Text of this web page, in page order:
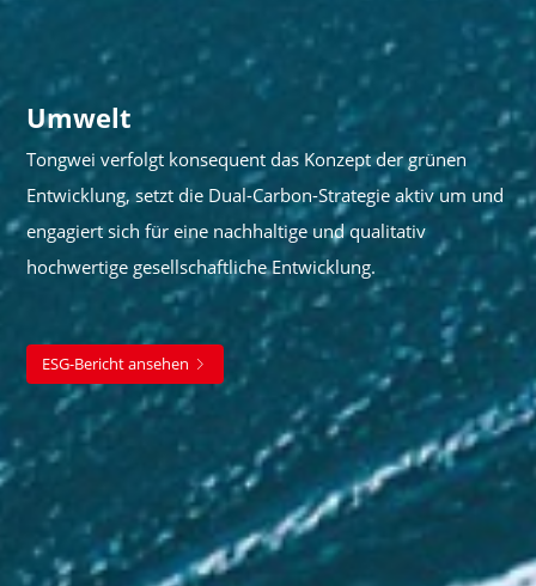
Umwelt
Tongwei verfolgt konsequent das Konzept der grünen
Entwicklung, setzt die Dual-Carbon-Strategie aktiv um und
engagiert sich für eine nachhaltige und qualitativ
hochwertige gesellschaftliche Entwicklung.
ESG-Bericht ansehen